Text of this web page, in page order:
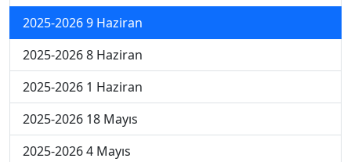
2025-2026 9 Haziran
2025-2026 8 Haziran
2025-2026 1 Haziran
2025-2026 18 Mayıs
2025-2026 4 Mayıs